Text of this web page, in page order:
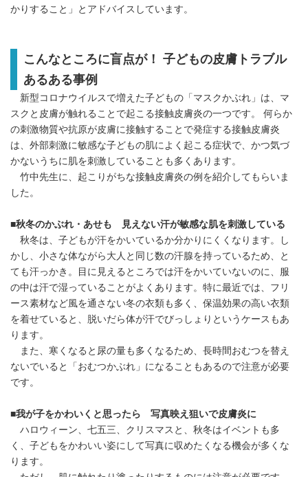
かりすること」とアドバイスしています。
こんなところに盲点が！ 子どもの皮膚トラブル
あるある事例
新型コロナウイルスで増えた子どもの「マスクかぶれ」は、マ
スクと皮膚が触れることで起こる接触皮膚炎の一つです。 何らか
の刺激物質や抗原が皮膚に接触することで発症する接触皮膚炎
は、外部刺激に敏感な子どもの肌によく起こる症状で、かつ気づ
かないうちに肌を刺激していることも多くあります。
竹中先生に、起こりがちな接触皮膚炎の例を紹介してもらいま
した。
■秋冬のかぶれ・あせも 見えない汗が敏感な肌を刺激している
秋冬は、子どもが汗をかいているか分かりにくくなります。し
かし、小さな体ながら大人と同じ数の汗腺を持っているため、と
ても汗っかき。目に見えるところでは汗をかいていないのに、服
の中は汗で湿っていることがよくあります。特に最近では、フリ
ース素材など風を通さない冬の衣類も多く、保温効果の高い衣類
を着せていると、脱いだら体が汗でびっしょりというケースもあ
ります。
また、寒くなると尿の量も多くなるため、長時間おむつを替え
ないでいると「おむつかぶれ」になることもあるので注意が必要
です。
■我が子をかわいくと思ったら 写真映え狙いで皮膚炎に
ハロウィーン、七五三、クリスマスと、秋冬はイベントも多
く、子どもをかわいい姿にして写真に収めたくなる機会が多くな
ります。